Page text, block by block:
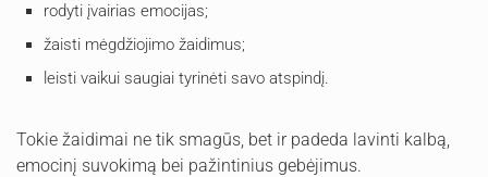
rodyti įvairias emocijas;
žaisti mėgdžiojimo žaidimus;
leisti vaikui saugiai tyrinėti savo atspindį.
Tokie žaidimai ne tik smagūs, bet ir padeda lavinti kalbą,
emocinį suvokimą bei pažintinius gebėjimus.